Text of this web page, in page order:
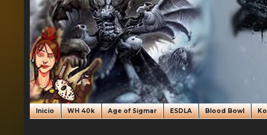
Inicio WH 40k Age of Sigmar ESDLA Blood Bowl